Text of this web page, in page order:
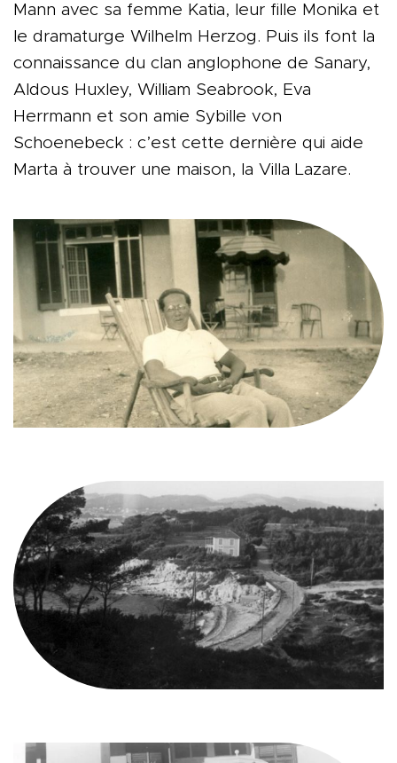
Mann avec sa femme Katia, leur fille Monika et
le dramaturge Wilhelm Herzog. Puis ils font la
connaissance du clan anglophone de Sanary,
Aldous Huxley, William Seabrook, Eva
Herrmann et son amie Sybille von
Schoenebeck : c’est cette dernière qui aide
Marta à trouver une maison, la Villa Lazare.